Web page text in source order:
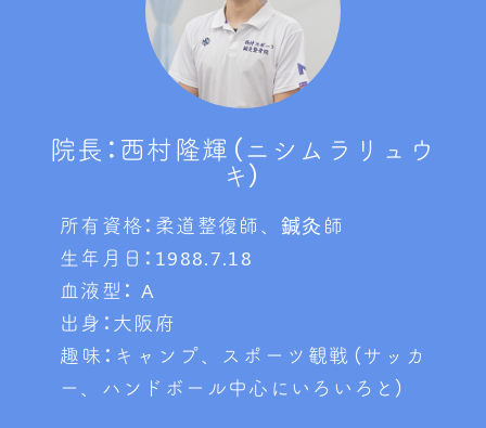
院長：西村隆輝（ニシムラリュウ
キ）
所有資格：柔道整復師、鍼灸師
生年月日：1988.7.18
血液型： A
出身：大阪府
趣味：キャンプ、スポーツ観戦（サッカ
ー、ハンドボール中心にいろいろと）